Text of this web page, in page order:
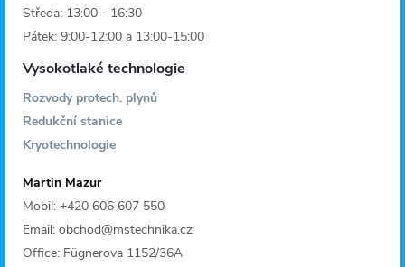
Středa: 13:00 - 16:30
Pátek: 9:00-12:00 a 13:00-15:00
Vysokotlaké technologie
Rozvody protech. plynů
Redukční stanice
Kryotechnologie
Martin Mazur
Mobil: +420 606 607 550
Email: obchod@mstechnika.cz
Office: Fügnerova 1152/36A